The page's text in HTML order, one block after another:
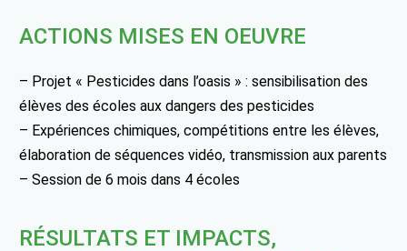
ACTIONS MISES EN OEUVRE
– Projet « Pesticides dans l’oasis » : sensibilisation des
élèves des écoles aux dangers des pesticides
– Expériences chimiques, compétitions entre les élèves,
élaboration de séquences vidéo, transmission aux parents
– Session de 6 mois dans 4 écoles
RÉSULTATS ET IMPACTS,